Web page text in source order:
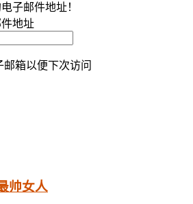
子邮件地址！
地址
箱以便下次访问
帅女人